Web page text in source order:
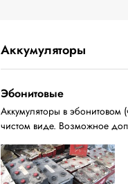
Аккумуляторы
Эбонитовые
Аккумуляторы в эбонитовом
чистом виде. Возможное